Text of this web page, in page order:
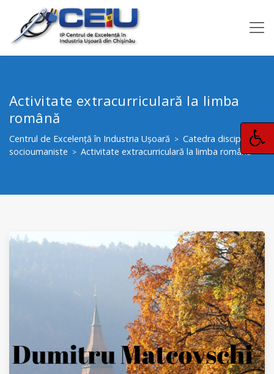
Activitate extracurriculară la limba
română
Centrul de Excelență în Industria Ușoară > Catedra disciplinelor
socioumaniste > Activitate extracurriculară la limba română